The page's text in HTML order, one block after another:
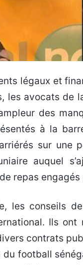
légaux et
les avocats de
des
à la
sur une
auquel
repas
les conseils
Ils
contrats
football